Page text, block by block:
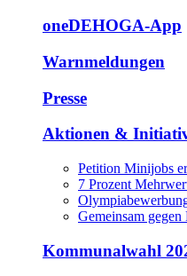
oneDEHOGA-App
Warnmeldungen
Presse
Aktionen &
Petition Minijobs
7 Prozent
Gemeinsam
Kommunalwahl